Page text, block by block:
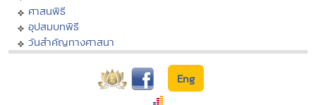
ศาสนพิธี
อุปสมบทพิธี
วันสำคัญทางศาสนา
Eng